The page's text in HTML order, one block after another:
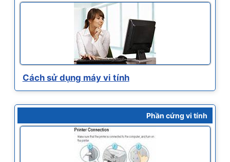
Cách sử dụng máy vi tính
Phần cứng vi tính